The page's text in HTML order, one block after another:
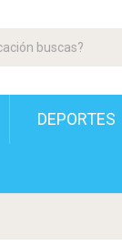
DEPORTES